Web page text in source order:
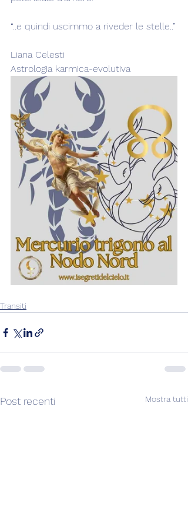
“..e quindi uscimmo a riveder le stelle..”
Liana Celesti
Astrologia karmica-evolutiva
Transiti
Post recenti Mostra tutti